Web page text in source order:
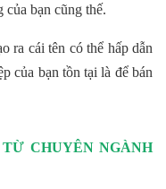
bạn cũng thế.
ra cái tên có thể hấp dẫn
của bạn tồn tại là để bán
CHUYÊN NGÀNH